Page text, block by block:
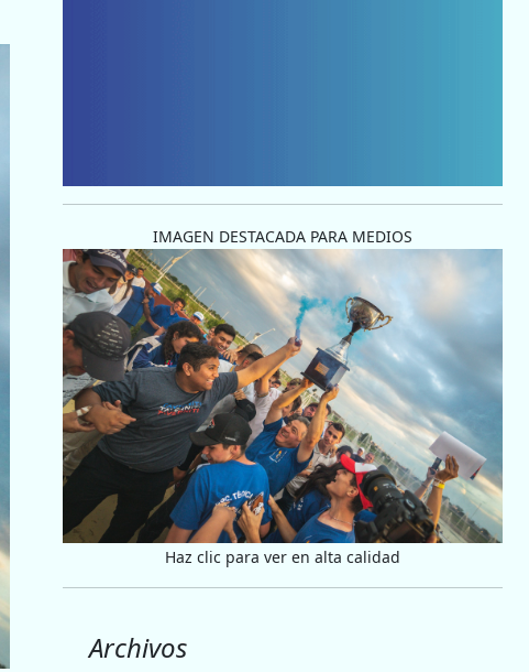
IMAGEN DESTACADA PARA MEDIOS
Haz clic para ver en alta calidad
Archivos